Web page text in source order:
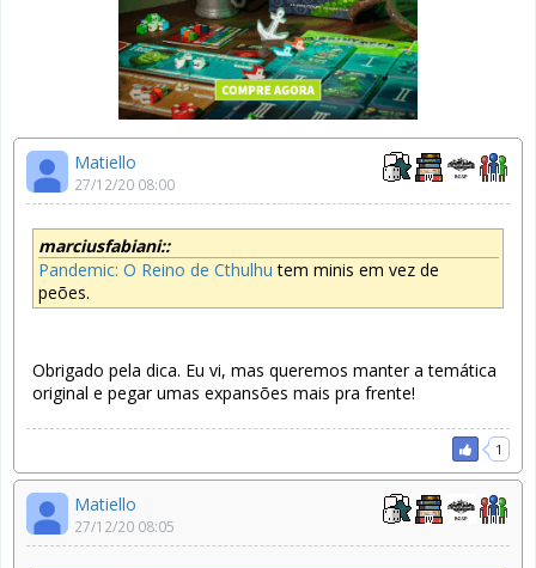
Matiello
27/12/20 08:00
marciusfabiani::
Pandemic: O Reino de Cthulhu tem minis em vez de
peões.
Obrigado pela dica. Eu vi, mas queremos manter a temática
original e pegar umas expansões mais pra frente!
1
Matiello
27/12/20 08:05